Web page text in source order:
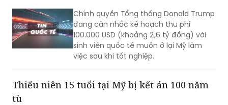
Chính quyền Tổng thống Donald Trump
đang cân nhắc kế hoạch thu phí
100.000 USD (khoảng 2,6 tỷ đồng) với
sinh viên quốc tế muốn ở lại Mỹ làm
việc sau khi tốt nghiệp.
Thiếu niên 15 tuổi tại Mỹ bị kết án 100 năm
tù